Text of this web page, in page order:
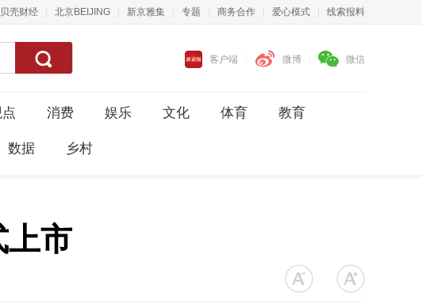
贝壳财经 北京BEIJING 新京雅集 专题 商务合作 爱心模式 线索报料
客户端 微博 微信
消费 娱乐 文化 体育 教育
数据 乡村
上市